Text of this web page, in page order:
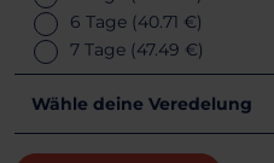
6 Tage (40.71 €)
7 Tage (47.49 €)
Wähle deine Veredelung